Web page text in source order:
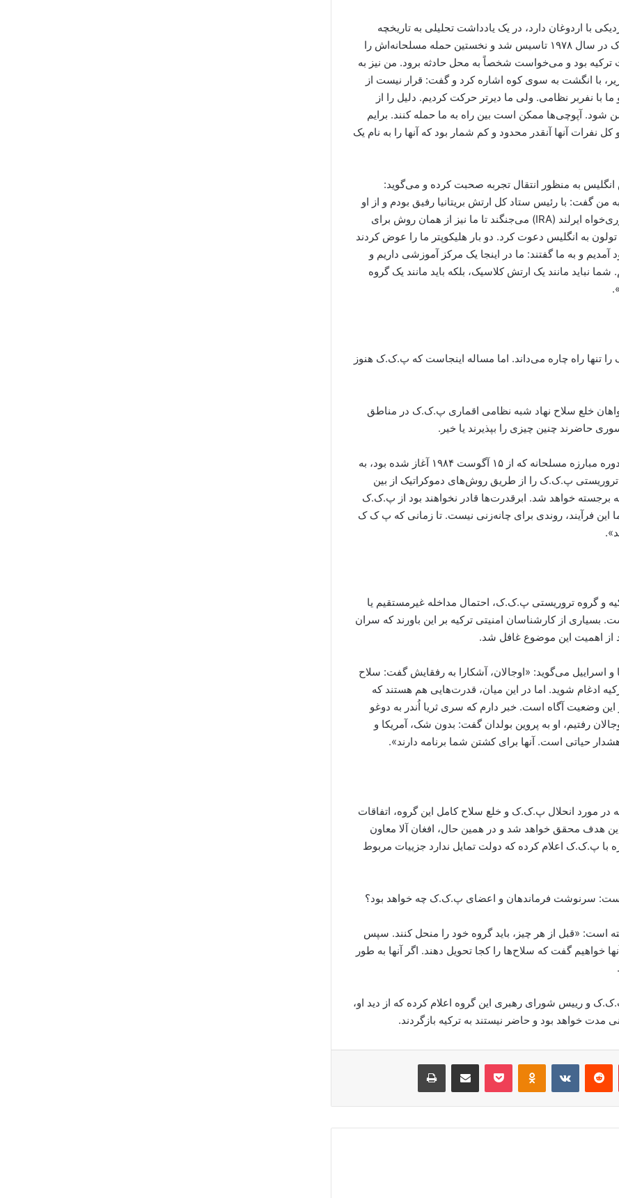
با اردوغان دارد، در یک یادداشت تحلیلی به تاریخچه
پ.ک.ک و خاطرات خود اشاره کرده و می گوید: «پ.ک.ک در سال ۱۹۷۸ تاسیس شد و نخستین حمله مسلحانه‌اش را
وقت ترکیه بود و می‌خواست شخصاً به محل حادثه برود. من نیز به
با انگشت به سوی کوه اشاره کرد و گفت: قرار نیست از
با نفربر نظامی. ولی ما دیرتر حرکت کردیم. دلیل را از
شود. آپوچی‌ها ممکن است بین راه به ما حمله کنند. برایم
نفرات آنها آنقدر محدود و کم شمار بود که آنها را به نام یک
انگلیس به منظور انتقال تجربه صحبت کرده و می‌گوید:
گفت: با رئیس ستاد کل ارتش بریتانیا رفیق بودم و از او
خواهش کردم به من بگوید که به چه شکل با ارتش جمهوری‌خواه ایرلند (IRA) می‌جنگند تا ما نیز از همان روش برای
به انگلیس دعوت کرد. دو بار هلیکوپتر ما را عوض کردند
و به ما گفتند: ما در اینجا یک مرکز آموزشی داریم و
نباید مانند یک ارتش کلاسیک، بلکه باید مانند یک گروه
راه چاره می‌داند. اما مساله اینجاست که پ.ک.ک هنوز
خلع سلاح نهاد شبه نظامی اقماری پ.ک.ک در مناطق
حاضرند چنین چیزی را بپذیرند یا خیر.
او می‌نویسد: «با زمین گذاشتن سلاح و انحلال پ.ک.ک، دوره مبارزه مسلحانه که از ۱۵ آگوست ۱۹۸۴ آغاز شده بود، به
تروریستی پ.ک.ک را از طریق روش‌های دموکراتیک از بین
برجسته خواهد شد. ابرقدرت‌ها قادر نخواهند بود از پ.ک.ک
این فرآیند، روندی برای چانه‌زنی نیست. تا زمانی که پ ک ک
و گروه تروریستی پ.ک.ک، احتمال مداخله غیرمستقیم یا
بسیاری از کارشناسان امنیتی ترکیه بر این باورند که سران
از اهمیت این موضوع غافل شد.
اسراییل می‌گوید: «اوجالان، آشکارا به رفقایش گفت: سلاح
ادغام شوید. اما در این میان، قدرت‌هایی هم هستند که
وضعیت آگاه است. خبر دارم که سری ثریا اُندر به دوغو
رفتیم، او به پروین بولدان گفت: بدون شک، آمریکا و
حیاتی است. آنها برای کشتن شما برنامه دارند».
مورد انحلال پ.ک.ک و خلع سلاح کامل این گروه، اتفاقات
هدف محقق خواهد شد و در همین حال، افغان آلا معاون
پ.ک.ک اعلام کرده که دولت تمایل ندارد جزییات مربوط
است: سرنوشت فرماندهان و اعضای پ.ک.ک چه خواهد بود؟
است: «قبل از هر چیز، باید گروه خود را منحل کنند. سپس
خواهیم گفت که سلاح‌ها را کجا تحویل دهند. اگر آنها به طور
و رییس شورای رهبری این گروه اعلام کرده که از دید او،
مدت خواهد بود و حاضر نیستند به ترکیه بازگردند.
‫پین‌ترست ‫رددیت پاکت اشتراک گذاری از طریق ایمیل